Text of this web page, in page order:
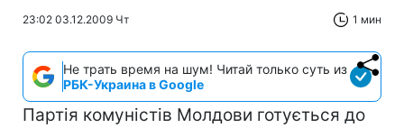
23:02 03.12.2009 Чт 1 мин
Не трать время на шум! Читай только суть из
РБК-Украина в Google
Партія комуністів Молдови готується до